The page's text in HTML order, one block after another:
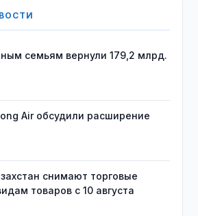
семьям вернули 179,2 млрд.
Air обсудили расширение
снимают торговые
товаров с 10 августа